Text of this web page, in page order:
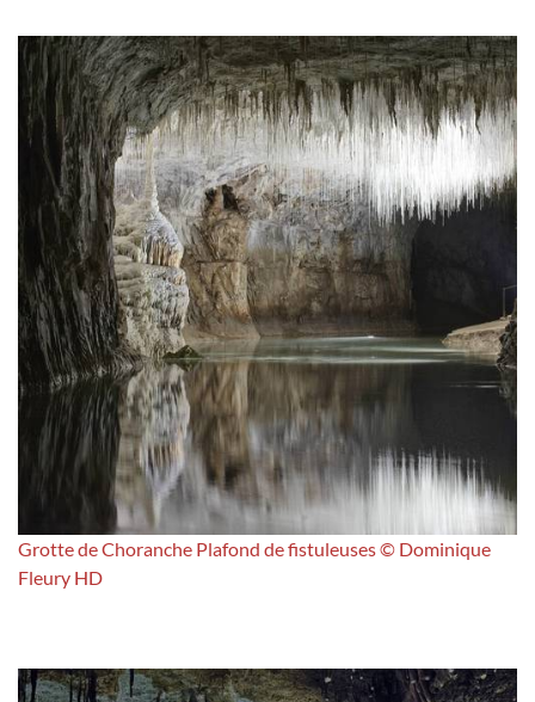
Grotte de Choranche Plafond de fistuleuses © Dominique
Fleury HD